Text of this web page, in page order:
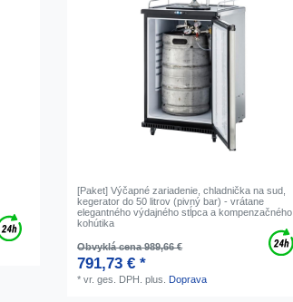
[Paket] Výčapné zariadenie, chladnička na sud,
kegerator do 50 litrov (pivný bar) - vrátane
elegantného výdajného stĺpca a kompenzačného
kohútika
Obvyklá cena 989,66 €
791,73 € *
*vr. ges. DPH. plus. Doprava